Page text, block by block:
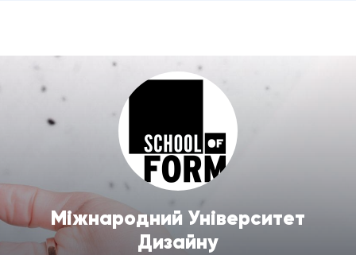
Міжнародний Університет
Дизайну